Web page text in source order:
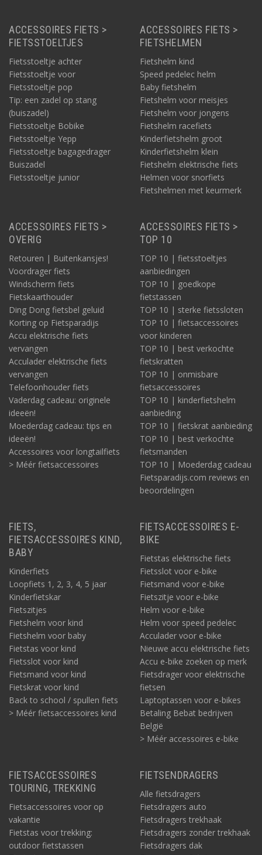
ACCESSOIRES FIETS >
FIETSSTOELTJES
Fietsstoeltje achter
Fietsstoeltje voor
Fietsstoeltje pop
Tip: een zadel op stang
(buiszadel)
Fietsstoeltje Bobike
Fietsstoeltje Yepp
Fietsstoeltje bagagedrager
Buiszadel
Fietsstoeltje junior
ACCESSOIRES FIETS >
FIETSHELMEN
Fietshelm kind
Speed pedelec helm
Baby fietshelm
Fietshelm voor meisjes
Fietshelm voor jongens
Fietshelm racefiets
Kinderfietshelm groot
Kinderfietshelm klein
Fietshelm elektrische fiets
Helmen voor snorfiets
Fietshelmen met keurmerk
ACCESSOIRES FIETS >
OVERIG
Retouren | Buitenkansjes!
Voordrager fiets
Windscherm fiets
Fietskaarthouder
Ding Dong fietsbel geluid
Korting op Fietsparadijs
Accu elektrische fiets
vervangen
Acculader elektrische fiets
vervangen
Telefoonhouder fiets
Vaderdag cadeau: originele
ideeën!
Moederdag cadeau: tips en
ideeën!
Accessoires voor longtailfiets
> Méér fietsaccessoires
ACCESSOIRES FIETS >
TOP 10
TOP 10 | fietsstoeltjes
aanbiedingen
TOP 10 | goedkope
fietstassen
TOP 10 | sterke fietssloten
TOP 10 | fietsaccessoires
voor kinderen
TOP 10 | best verkochte
fietskratten
TOP 10 | onmisbare
fietsaccessoires
TOP 10 | kinderfietshelm
aanbieding
TOP 10 | fietskrat aanbieding
TOP 10 | best verkochte
fietsmanden
TOP 10 | Moederdag cadeau
Fietsparadijs.com reviews en
beoordelingen
FIETS,
FIETSACCESSOIRES KIND,
BABY
Kinderfiets
Loopfiets 1, 2, 3, 4, 5 jaar
Kinderfietskar
Fietszitjes
Fietshelm voor kind
Fietshelm voor baby
Fietstas voor kind
Fietsslot voor kind
Fietsmand voor kind
Fietskrat voor kind
Back to school / spullen fiets
> Méér fietsaccessoires kind
FIETSACCESSOIRES E-
BIKE
Fietstas elektrische fiets
Fietsslot voor e-bike
Fietsmand voor e-bike
Fietszitje voor e-bike
Helm voor e-bike
Helm voor speed pedelec
Acculader voor e-bike
Nieuwe accu elektrische fiets
Accu e-bike zoeken op merk
Fietsdrager voor elektrische
fietsen
Laptoptassen voor e-bikes
Betaling Bebat bedrijven
België
> Méér accessoires e-bike
FIETSACCESSOIRES
TOURING, TREKKING
Fietsaccessoires voor op
vakantie
Fietstas voor trekking:
outdoor fietstassen
FIETSENDRAGERS
Alle fietsdragers
Fietsdragers auto
Fietsdragers trekhaak
Fietsdragers zonder trekhaak
Fietsdragers dak